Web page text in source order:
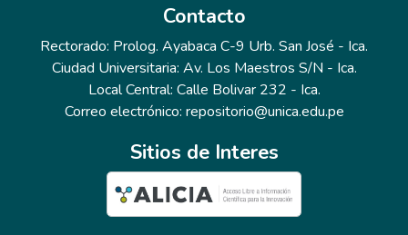
Contacto
Rectorado: Prolog. Ayabaca C-9 Urb. San José - Ica.
Ciudad Universitaria: Av. Los Maestros S/N - Ica.
Local Central: Calle Bolivar 232 - Ica.
Correo electrónico: repositorio@unica.edu.pe
Sitios de Interes